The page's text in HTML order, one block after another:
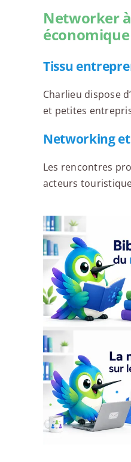
Networker
Tissu
Charlieu dispose
et petites
Networking
Les rencontres
acteurs